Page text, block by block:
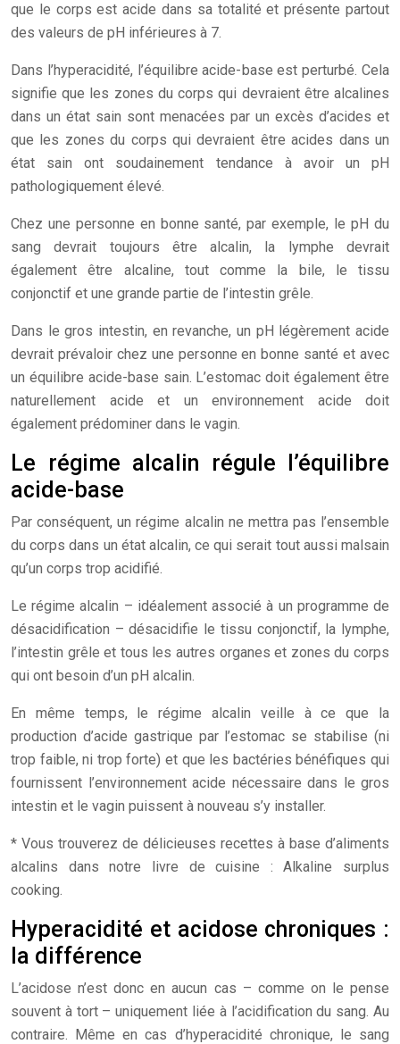
que le corps est acide dans sa totalité et présente partout
des valeurs de pH inférieures à 7.
Dans l’hyperacidité, l’équilibre acide-base est perturbé. Cela
signifie que les zones du corps qui devraient être alcalines
dans un état sain sont menacées par un excès d’acides et
que les zones du corps qui devraient être acides dans un
état sain ont soudainement tendance à avoir un pH
pathologiquement élevé.
Chez une personne en bonne santé, par exemple, le pH du
sang devrait toujours être alcalin, la lymphe devrait
également être alcaline, tout comme la bile, le tissu
conjonctif et une grande partie de l’intestin grêle.
Dans le gros intestin, en revanche, un pH légèrement acide
devrait prévaloir chez une personne en bonne santé et avec
un équilibre acide-base sain. L’estomac doit également être
naturellement acide et un environnement acide doit
également prédominer dans le vagin.
Le régime alcalin régule l’équilibre
acide-base
Par conséquent, un régime alcalin ne mettra pas l’ensemble
du corps dans un état alcalin, ce qui serait tout aussi malsain
qu’un corps trop acidifié.
Le régime alcalin – idéalement associé à un programme de
désacidification – désacidifie le tissu conjonctif, la lymphe,
l’intestin grêle et tous les autres organes et zones du corps
qui ont besoin d’un pH alcalin.
En même temps, le régime alcalin veille à ce que la
production d’acide gastrique par l’estomac se stabilise (ni
trop faible, ni trop forte) et que les bactéries bénéfiques qui
fournissent l’environnement acide nécessaire dans le gros
intestin et le vagin puissent à nouveau s’y installer.
* Vous trouverez de délicieuses recettes à base d’aliments
alcalins dans notre livre de cuisine : Alkaline surplus
cooking.
Hyperacidité et acidose chroniques :
la différence
L’acidose n’est donc en aucun cas – comme on le pense
souvent à tort – uniquement liée à l’acidification du sang. Au
contraire. Même en cas d’hyperacidité chronique, le sang